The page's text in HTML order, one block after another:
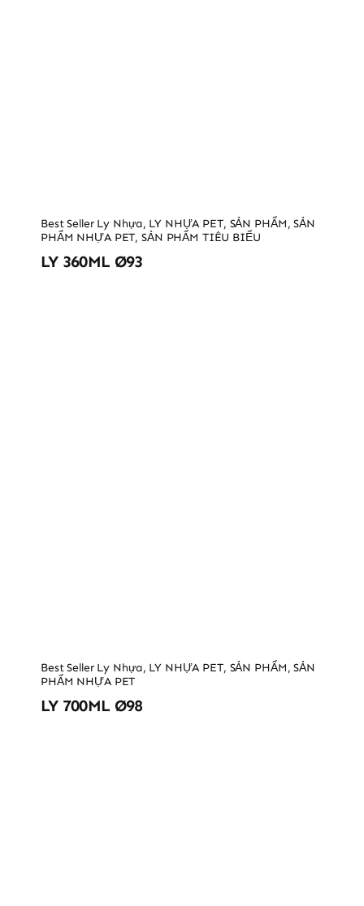
Best Seller Ly Nhựa, LY NHỰA PET, SẢN PHẨM,SẢN
PHẨM NHỰA PET,SẢN PHẨM TIÊU BIỂU
LY 360ML Ø93
Best Seller Ly Nhựa, LY NHỰA PET, SẢN PHẨM,SẢN
PHẨM NHỰA PET
LY 700ML Ø98